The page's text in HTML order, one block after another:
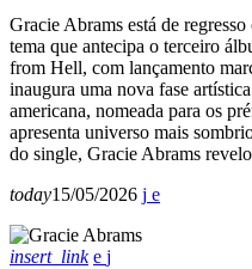
Gracie Abrams está de
tema que antecipa o terceiro
from Hell, com lançamento
inaugura uma nova fase
americana, nomeada para os
apresenta universo mais
do single, Gracie Abrams
today15/05/2026
insert_link